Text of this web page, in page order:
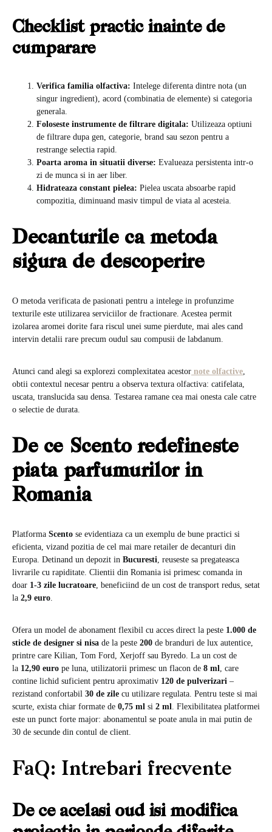
Checklist practic inainte de
cumparare
Verifica familia olfactiva: Intelege diferenta dintre nota (un
singur ingredient), acord (combinatia de elemente) si categoria
generala.
Foloseste instrumente de filtrare digitala: Utilizeaza optiuni
de filtrare dupa gen, categorie, brand sau sezon pentru a
restrange selectia rapid.
Poarta aroma in situatii diverse: Evalueaza persistenta intr-o
zi de munca si in aer liber.
Hidrateaza constant pielea: Pielea uscata absoarbe rapid
compozitia, diminuand masiv timpul de viata al acesteia.
Decanturile ca metoda
sigura de descoperire
O metoda verificata de pasionati pentru a intelege in profunzime
texturile este utilizarea serviciilor de fractionare. Acestea permit
izolarea aromei dorite fara riscul unei sume pierdute, mai ales cand
intervin detalii rare precum oudul sau compusii de labdanum.
Atunci cand alegi sa explorezi complexitatea acestor note olfactive,
obtii contextul necesar pentru a observa textura olfactiva: catifelata,
uscata, translucida sau densa. Testarea ramane cea mai onesta cale catre
o selectie de durata.
De ce Scento redefineste
piata parfumurilor in
Romania
Platforma Scento se evidentiaza ca un exemplu de bune practici si
eficienta, vizand pozitia de cel mai mare retailer de decanturi din
Europa. Detinand un depozit in Bucuresti, reuseste sa pregateasca
livrarile cu rapiditate. Clientii din Romania isi primesc comanda in
doar 1-3 zile lucratoare, beneficiind de un cost de transport redus, setat
la 2,9 euro.
Ofera un model de abonament flexibil cu acces direct la peste 1.000 de
sticle de designer si nisa de la peste 200 de branduri de lux autentice,
printre care Kilian, Tom Ford, Xerjoff sau Byredo. La un cost de
la 12,90 euro pe luna, utilizatorii primesc un flacon de 8 ml, care
contine lichid suficient pentru aproximativ 120 de pulverizari –
rezistand confortabil 30 de zile cu utilizare regulata. Pentru teste si mai
scurte, exista chiar formate de 0,75 ml si 2 ml. Flexibilitatea platformei
este un punct forte major: abonamentul se poate anula in mai putin de
30 de secunde din contul de client.
FaQ: Intrebari frecvente
De ce acelasi oud isi modifica